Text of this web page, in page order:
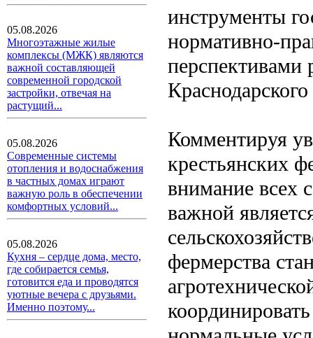
05.08.2026
Многоэтажные жилые
комплексы (МЖК) являются
важной составляющей
современной городской
застройки, отвечая на
растущий...
05.08.2026
Современные системы
отопления и водоснабжения
в частных домах играют
важную роль в обеспечении
комфортных условий...
05.08.2026
Кухня – сердце дома, место,
где собирается семья,
готовится еда и проводятся
уютные вечера с друзьями.
Именно поэтому...
инструменты
нормативно-
перспективами
Комментируя
крестьянских
внимание всех
важной
фермерства